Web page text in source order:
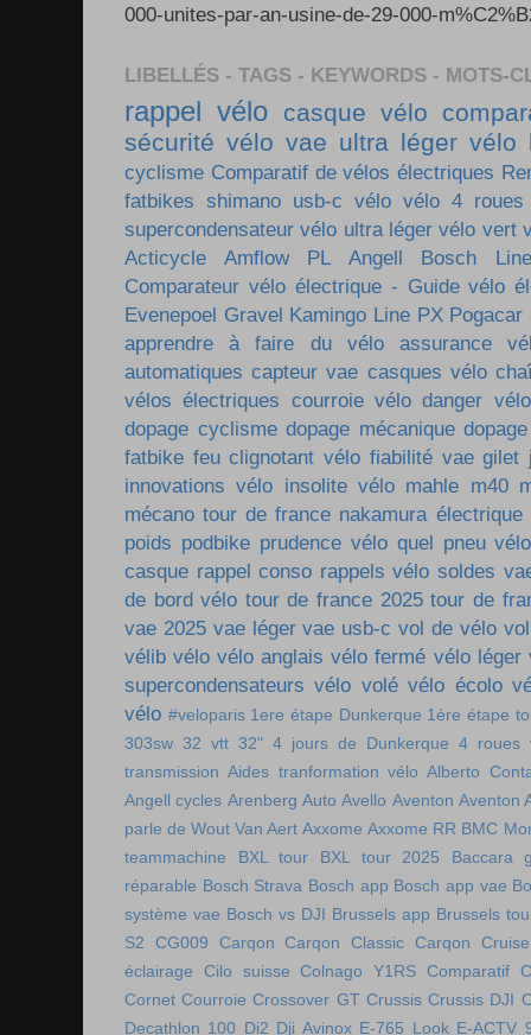
000-unites-par-an-usine-de-29-000-
LIBELLÉS - TAGS - KEYWORDS - MOTS-
rappel vélo casque vélo
sécurité vélo vae ultra léger vélo
cyclisme Comparatif de vélos électriques
fatbikes shimano usb-c vélo vélo 4 roues
supercondensateur vélo ultra léger vélo vert
Acticycle
Amflow PL Angell
Bosch
Comparateur vélo électrique - Guide vélo
Evenepoel Gravel Kamingo Line PX Pogacar
apprendre à faire du vélo
assurance
automatiques capteur vae casques vélo
vélos électriques courroie vélo danger vélo
dopage cyclisme dopage mécanique
fatbike feu clignotant vélo fiabilité vae gilet
innovations vélo insolite vélo mahle m40
mécano tour de france nakamura électrique
poids podbike prudence vélo quel pneu vélo
casque rappel conso rappels vélo soldes
de bord vélo tour de france 2025 tour de
vae 2025 vae léger vae usb-c vol de vélo
vélib vélo vélo anglais vélo fermé vélo léger
supercondensateurs vélo volé vélo écolo
vélo #veloparis 1ere étape Dunkerque 1ère étape
303sw 32 vtt 32" 4 jours de Dunkerque 4 roues
transmission Aides tranformation vélo Alberto
Angell cycles Arenberg Auto Avello Aventon Aventon
parle de Wout Van Aert Axxome Axxome RR BMC
teammachine
BXL tour BXL tour 2025
Baccara
réparable Bosch Strava Bosch app Bosch app vae
système vae Bosch vs DJI Brussels app Brussels
S2
CG009 Carqon Carqon Classic Carqon Cruise
éclairage
Cilo suisse Colnago Y1RS Comparatif
Cornet Courroie Crossover GT Crussis Crussis DJI
Decathlon 100 Di2 Dji Avinox E-765 Look E-ACTV